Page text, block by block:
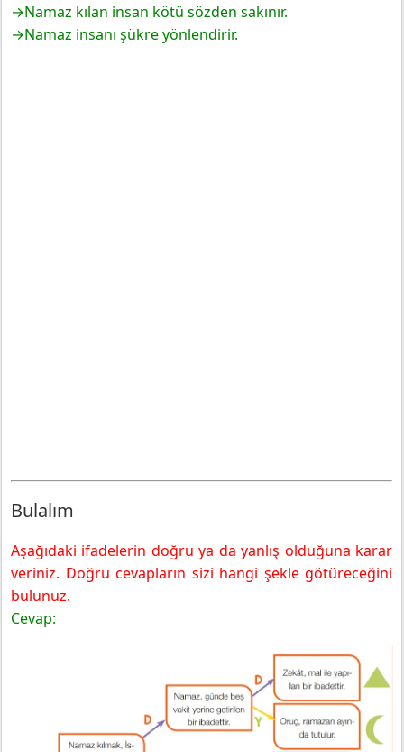
→Namaz kılan insan kötü sözden sakınır.
→Namaz insanı şükre yönlendirir.
Bulalım
Aşağıdaki ifadelerin doğru ya da yanlış olduğuna karar
veriniz. Doğru cevapların sizi hangi şekle götüreceğini
bulunuz.
Cevap: